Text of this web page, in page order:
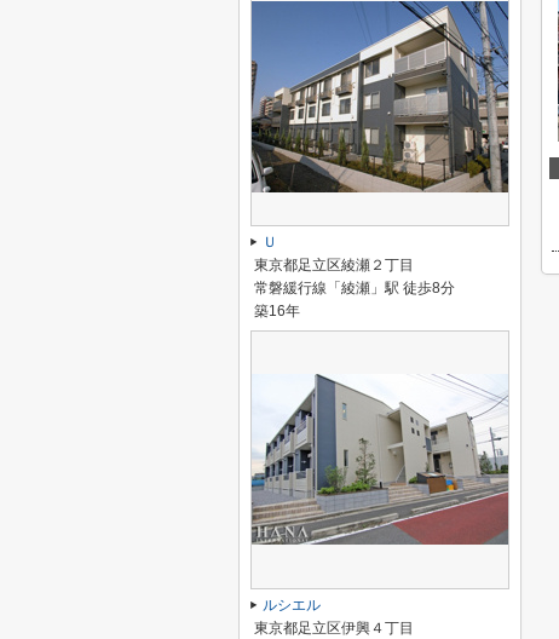
Ｕ
東京都足立区綾瀬２丁目
常磐緩行線「綾瀬」駅 徒歩8分
築16年
ルシエル
東京都足立区伊興４丁目